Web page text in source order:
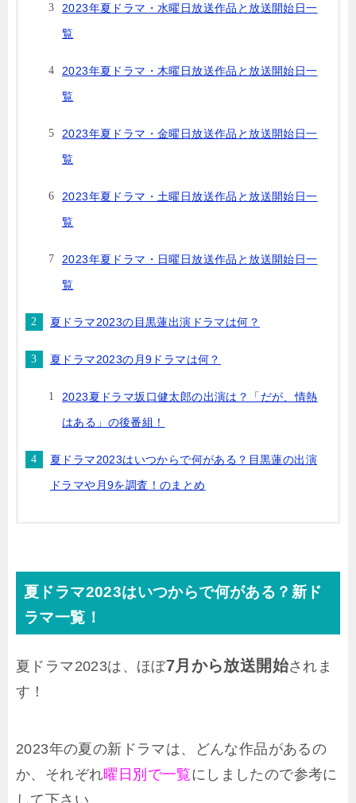
2023年夏ドラマ・水曜日放送作品と放送開始日一
覧
2023年夏ドラマ・木曜日放送作品と放送開始日一
覧
2023年夏ドラマ・金曜日放送作品と放送開始日一
覧
2023年夏ドラマ・土曜日放送作品と放送開始日一
覧
2023年夏ドラマ・日曜日放送作品と放送開始日一
覧
夏ドラマ2023の目黒蓮出演ドラマは何？
夏ドラマ2023の月9ドラマは何？
2023夏ドラマ坂口健太郎の出演は？「だが、情熱
はある」の後番組！
夏ドラマ2023はいつからで何がある？目黒蓮の出演
ドラマや月9を調査！のまとめ
夏ドラマ2023はいつからで何がある？新ド
ラマ一覧！
夏ドラマ2023は、ほぼ7月から放送開始されま
す！
2023年の夏の新ドラマは、どんな作品があるの
か、それぞれ曜日別で一覧にしましたので参考に
して下さい。